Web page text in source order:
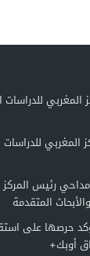
للدراسات
المغربي للدراسات
رئيس المركز
المتقدمة
حرصها على
أوبك+